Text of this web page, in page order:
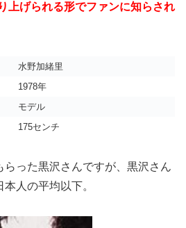
上げられる形でファンに知らされ
水野加緒里
1978年
モデル
175センチ
らった黒沢さんですが、黒沢さん
人の平均以下。